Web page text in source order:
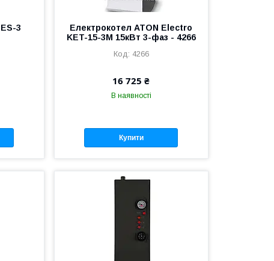
3
Електрокотел ATON Electro
KET-15-3M 15кВт 3-фаз - 4266
4266
16 725 ₴
В наявності
Купити